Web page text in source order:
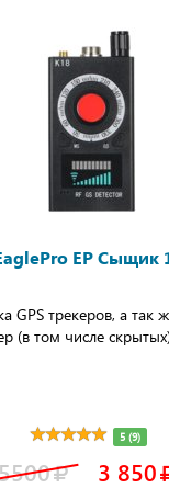
EP Сыщик
GPS трекеров, а так
(в том числе
5 (9)
3 850